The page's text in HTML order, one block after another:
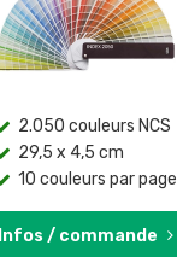
2.050 couleurs NCS
29,5 x 4,5 cm
10 couleurs par page
Infos / commande